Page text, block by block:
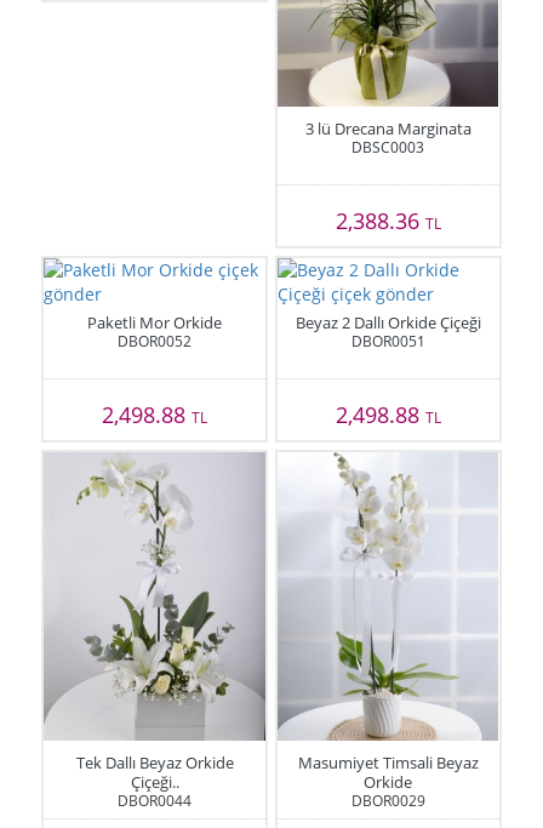
3 lü Drecana Marginata
DBSC0003
2,388.36 TL
Paketli Mor Orkide
DBOR0052
2,498.88TL
Beyaz 2 Dallı Orkide Çiçeği
DBOR0051
2,498.88 TL
Tek Dallı Beyaz Orkide
Çiçeği..
DBOR0044
Masumiyet Timsali Beyaz
Orkide
DBOR0029